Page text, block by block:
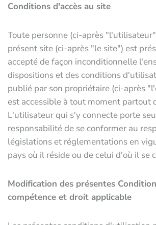
Conditions d'accès au site
Toute personne (ci-après
présent site (ci-après "le site") est
accepté de façon inconditionnelle
dispositions et des conditions
publié par son propriétaire (ci-après
est accessible à tout moment partout
L'utilisateur qui s'y connecte porte
responsabilité de se conformer au
législations et réglementations en
pays où il réside ou de celui d'où il se
Modification des présentes
compétence et droit applicable